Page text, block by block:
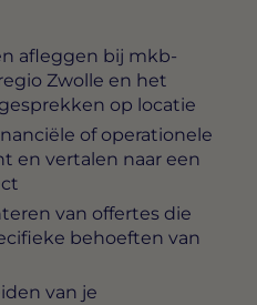
afleggen bij mkb-
Zwolle en het
op locatie
of operationele
en vertalen naar een
van offertes die
behoeften van
van je